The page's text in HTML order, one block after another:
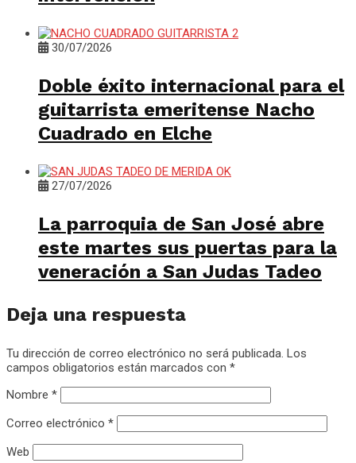
30/07/2026
Doble éxito internacional para el
guitarrista emeritense Nacho
Cuadrado en Elche
27/07/2026
La parroquia de San José abre
este martes sus puertas para la
veneración a San Judas Tadeo
Deja una respuesta
Tu dirección de correo electrónico no será publicada. Los
campos obligatorios están marcados con *
Nombre *
Correo electrónico *
Web